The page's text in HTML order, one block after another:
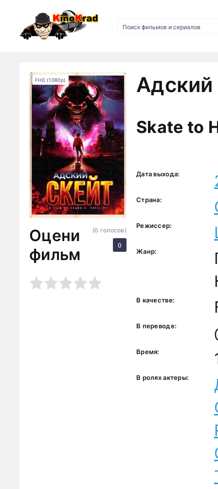
Адский
Skate to
FHD (1080p)
Оцени
фильм
5
(0 голосов)
0
Дата выхода:
Страна:
Режиссер:
Жанр:
В качестве:
В переводе:
Время:
В ролях актеры: